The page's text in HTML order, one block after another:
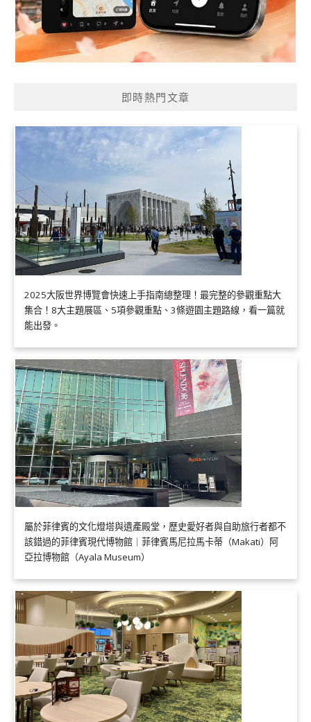
即時熱門文章
2025大阪世界博覽會快速上手指南總整理！最完整的參觀重點大
集合！8大主題展區、5項參觀重點、3條遊園主題路線，看一篇就
能出發。
屬於菲律賓的文化燈塔與遺產殿堂，歷史愛好者與自助旅行者都不
該錯過的菲律賓現代博物館｜菲律賓馬尼拉馬卡蒂（Makati）阿
亞拉博物館（Ayala Museum）